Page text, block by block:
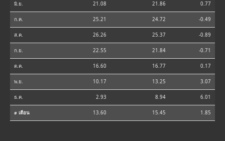
มิ.ย. 21.08 21.86 0.77
ก.ค. 25.21 24.72 -0.49
ส.ค. 26.26 25.37 -0.89
ก.ย. 22.55 21.84 -0.71
ต.ค. 16.60 16.77 0.17
พ.ย. 10.17 13.25 3.07
ธ.ค. 2.93 8.94 6.01
⌀ เดือน 13.60 15.45 1.85